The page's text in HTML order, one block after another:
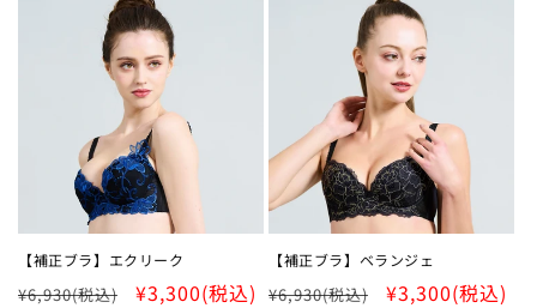
【補正ブラ】エクリーク
通
¥6,930(税込) SALE
¥3,300(税込)
【補正ブラ】ベランジェ
通
¥6,930(税込) SALE
¥3,300(税込)